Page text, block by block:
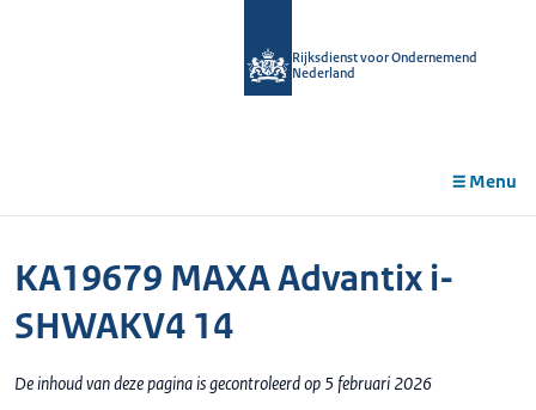
Rijksdienst voor Ondernemend
Nederland
Menu
KA19679 MAXA Advantix i-
SHWAKV4 14
De inhoud van deze pagina is gecontroleerd op 5 februari 2026